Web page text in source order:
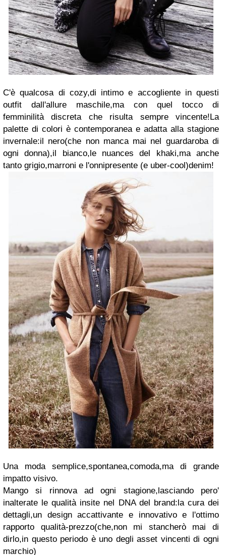
C'è qualcosa di cozy,di intimo e accogliente in questi
outfit dall'allure maschile,ma con quel tocco di
femminilità discreta che risulta sempre vincente! La
palette di colori è contemporanea e adatta alla stagione
invernale:il nero(che non manca mai nel guardaroba di
ogni donna),il bianco,le nuances del khaki,ma anche
tanto grigio,marroni e l'onnipresente (e uber-cool)denim!
Una moda semplice,spontanea,comoda,ma di grande
impatto visivo.
Mango si rinnova ad ogni stagione,lasciando pero'
inalterate le qualità insite nel DNA del brand:la cura dei
dettagli,un design accattivante e innovativo e l'ottimo
rapporto qualità-prezzo(che,non mi stancherò mai di
dirlo,in questo periodo è uno degli asset vincenti di ogni
marchio)